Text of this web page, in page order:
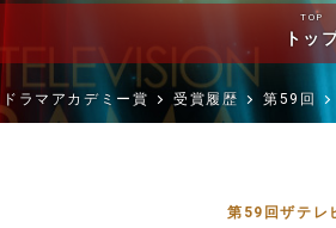
TOP
トッ
ドラマアカデミー賞 受賞履歴 第59回
第59回ザテレ